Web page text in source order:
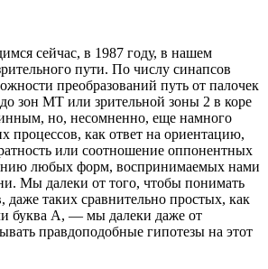
сейчас, в 1987 году, в нашем
пути. По числу синапсов
преобразований путь от палочек
зон MT или зрительной зоны 2 в коре
но, несомненно, еще намного
процессов, как ответ на ориентацию,
или соотношение оппонентных
любых форм, воспринимаемых нами
Мы далеки от того, чтобы понимать
даже таких сравнительно простых, как
буква A, — мы далеки даже от
правдоподобные гипотезы на этот